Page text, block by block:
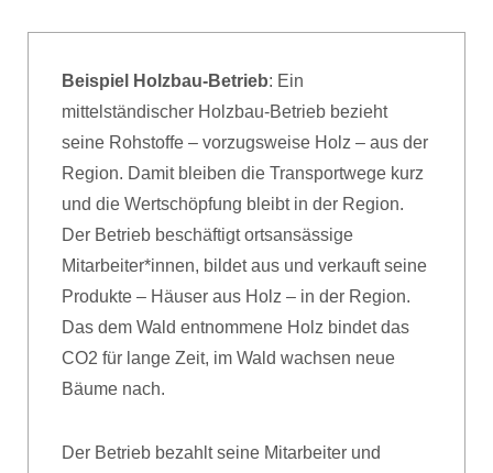
Beispiel Holzbau-Betrieb: Ein
mittelständischer Holzbau-Betrieb bezieht
seine Rohstoffe – vorzugsweise Holz – aus der
Region. Damit bleiben die Transportwege kurz
und die Wertschöpfung bleibt in der Region.
Der Betrieb beschäftigt ortsansässige
Mitarbeiter*innen, bildet aus und verkauft seine
Produkte – Häuser aus Holz – in der Region.
Das dem Wald entnommene Holz bindet das
CO2 für lange Zeit, im Wald wachsen neue
Bäume nach.
Der Betrieb bezahlt seine Mitarbeiter und